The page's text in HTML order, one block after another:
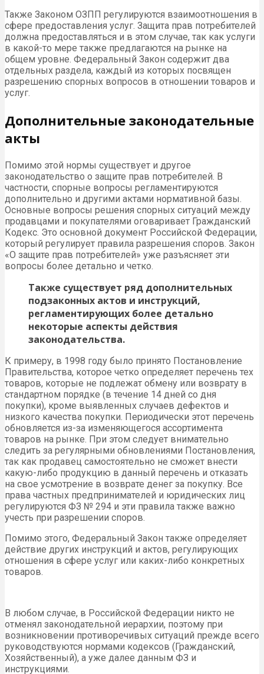
Также Законом ОЗПП регулируются взаимоотношения в
сфере предоставления услуг. Защита прав потребителей
должна предоставляться и в этом случае, так как услуги
в какой-то мере также предлагаются на рынке на
общем уровне. Федеральный Закон содержит два
отдельных раздела, каждый из которых посвящен
разрешению спорных вопросов в отношении товаров и
услуг.
Дополнительные законодательные
акты
Помимо этой нормы существует и другое
законодательство о защите прав потребителей. В
частности, спорные вопросы регламентируются
дополнительно и другими актами нормативной базы.
Основные вопросы решения спорных ситуаций между
продавцами и покупателями оговаривает Гражданский
Кодекс. Это основной документ Российской Федерации,
который регулирует правила разрешения споров. Закон
«О защите прав потребителей» уже разъясняет эти
вопросы более детально и четко.
Также существует ряд дополнительных
подзаконных актов и инструкций,
регламентирующих более детально
некоторые аспекты действия
законодательства.
К примеру, в 1998 году было принято Постановление
Правительства, которое четко определяет перечень тех
товаров, которые не подлежат обмену или возврату в
стандартном порядке (в течение 14 дней со дня
покупки), кроме выявленных случаев дефектов и
низкого качества покупки. Периодически этот перечень
обновляется из-за изменяющегося ассортимента
товаров на рынке. При этом следует внимательно
следить за регулярными обновлениями Постановления,
так как продавец самостоятельно не сможет внести
какую-либо продукцию в данный перечень и отказать
на свое усмотрение в возврате денег за покупку. Все
права частных предпринимателей и юридических лиц
регулируются ФЗ № 294 и эти правила также важно
учесть при разрешении споров.
Помимо этого, Федеральный Закон также определяет
действие других инструкций и актов, регулирующих
отношения в сфере услуг или каких-либо конкретных
товаров.
В любом случае, в Российской Федерации никто не
отменял законодательной иерархии, поэтому при
возникновении противоречивых ситуаций прежде всего
руководствуются нормами кодексов (Гражданский,
Хозяйственный), а уже далее данным ФЗ и
инструкциями.